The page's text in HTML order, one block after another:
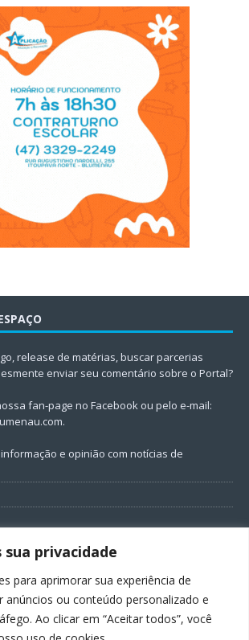
privacidade
para aprimorar sua experiência de
anúncios ou conteúdo personalizado e
Ao clicar em “Aceitar todos”, você
release de matérias, buscar parcerias
enviar seu comentário sobre o Portal?
fan-page no Facebook ou pelo e-mail:
.
e opinião com notícias de